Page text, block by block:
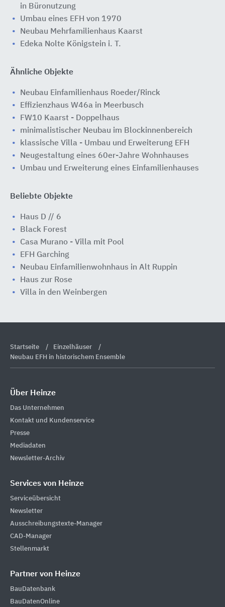
in Büronutzung
Umbau eines EFH von 1970
Neubau Mehrfamilienhaus Kaarst
Edeka Nolte Königstein i. T.
Ähnliche Objekte
Neubau Einfamilienhaus Roeder/Rinck
Effizienzhaus W46a in Meerbusch
FW10 Kaarst - Doppelhaus
minimalistischer Neubau im Blockinnenbereich
klassische Villa - Umbau und Erweiterung EFH
Neugestaltung eines 60er-Jahre Wohnhauses
Umbau und Erweiterung eines Einfamilienhauses
Beliebte Objekte
Haus D // 6
Black Forest
Casa Murano - Villa mit Pool
EFH Garching
Neubau Einfamilienwohnhaus in Alt Ruppin
Haus zur Rose
Villa in den Weinbergen
Startseite
Einzelhäuser
Neubau EFH in historischem Ensemble
Über Heinze
Das Unternehmen
Kontakt und Kundenservice
Presse
Mediadaten
Newsletter-Archiv
Services von Heinze
Serviceübersicht
Newsletter
Ausschreibungstexte-Manager
CAD-Manager
Stellenmarkt
Partner von Heinze
BauDatenbank
BauDatenOnline